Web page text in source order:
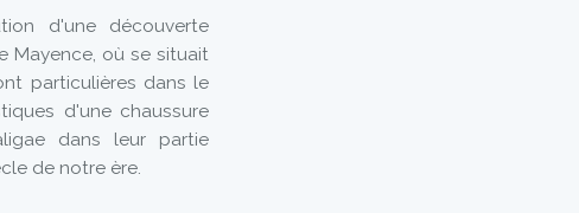
d'une découverte
Mayence, où se situait
particulières dans le
d'une chaussure
dans leur partie
de notre ère.